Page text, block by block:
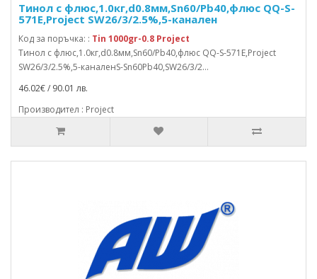
Тинол с флюс,1.0кг,d0.8мм,Sn60/Pb40,флюс QQ-S-
571E,Project SW26/3/2.5%,5-канален
Код за поръчка: : Tin 1000gr-0.8 Project
Тинол с флюс,1.0кг,d0.8мм,Sn60/Pb40,флюс QQ-S-571E,Project
SW26/3/2.5%,5-каналенS-Sn60Pb40,SW26/3/2...
46.02€ / 90.01 лв.
Производител : Project